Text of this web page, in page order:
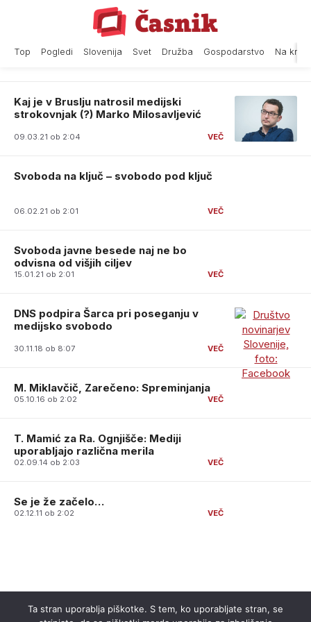
Top Pogledi Slovenija Svet Družba Gospodarstvo Na
Kaj je v Bruslju natrosil medijski
strokovnjak (?) Marko Milosavljević
09.03.21 ob 2:04
Svoboda na ključ – svobodo pod ključ
06.02.21 ob 2:01
Svoboda javne besede naj ne bo
odvisna od višjih ciljev
15.01.21 ob 2:01
DNS podpira Šarca pri poseganju v
medijsko svobodo
30.11.18 ob 8:07
M. Miklavčič, Zarečeno: Spreminjanja
05.10.16 ob 2:02
T. Mamić za Ra. Ognjišče: Mediji
uporabljajo različna merila
02.09.14 ob 2:03
Se je že začelo…
02.12.11 ob 2:02
Ta stran uporablja piškotke. S tem, ko uporabljate stran, se